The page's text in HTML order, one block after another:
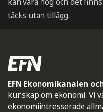
täcks utan tillägg.
EFN Ekonomikanalen
kunskap om ekonomi. Vi
ekonomiintresserade